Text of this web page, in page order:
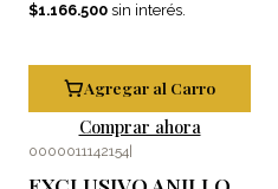
$1.166.500 sin interés.
Agregar al Carro
Comprar ahora
0000011142154|